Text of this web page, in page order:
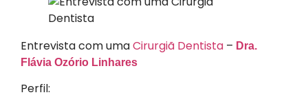
Entrevista com umaCirurgiã Dentista – Dra.
Flávia Ozório Linhares
Perfil: